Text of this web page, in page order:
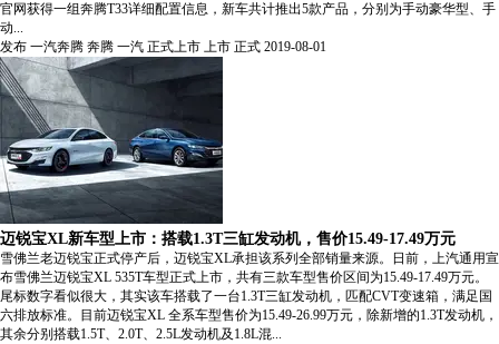
官网获得一组奔腾T33详细配置信息，新车共计推出5款产品，分别为手动豪华型、手
动...
发布 一汽奔腾 奔腾 一汽 正式上市 上市 正式 2019-08-01
迈锐宝XL新车型上市：搭载1.3T三缸发动机，售价15.49-17.49万元
雪佛兰老迈锐宝正式停产后，迈锐宝XL承担该系列全部销量来源。日前，上汽通用宣
布雪佛兰迈锐宝XL 535T车型正式上市，共有三款车型售价区间为15.49-17.49万元。
尾标数字看似很大，其实该车搭载了一台1.3T三缸发动机，匹配CVT变速箱，满足国
六排放标准。目前迈锐宝XL 全系车型售价为15.49-26.99万元，除新增的1.3T发动机，
其余分别搭载1.5T、2.0T、2.5L发动机及1.8L混...